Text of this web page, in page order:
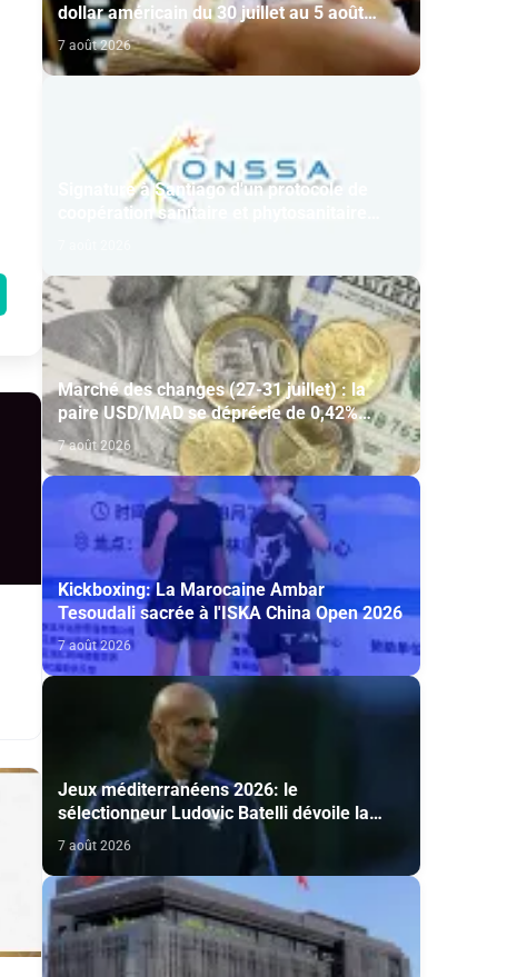
dollar américain du 30 juillet au 5 août
(BAM)
7 août 2026
Signature à Santiago d'un protocole de
coopération sanitaire et phytosanitaire
Marché des changes (27-31 juillet) : la
paire USD/MAD se déprécie de 0,42%
(AGR)
7 août 2026
Kickboxing: La Marocaine Ambar
Tesoudali sacrée à l'ISKA China Open 2026
7 août 2026
Jeux méditerranéens 2026: le
sélectionneur Ludovic Batelli dévoile la
liste finale de l'équipe nationale U20
7 août 2026